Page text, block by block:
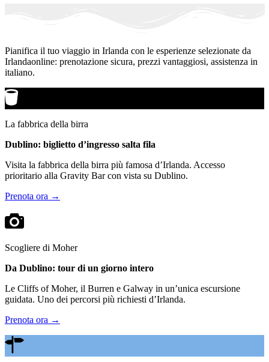
Pianifica il tuo viaggio in Irlanda con le esperienze selezionate da
Irlandaonline: prenotazione sicura, prezzi vantaggiosi, assistenza in
italiano.
La fabbrica della birra
Dublino: biglietto d’ingresso salta fila
Visita la fabbrica della birra più famosa d’Irlanda. Accesso
prioritario alla Gravity Bar con vista su Dublino.
Prenota ora →
Scogliere di Moher
Da Dublino: tour di un giorno intero
Le Cliffs of Moher, il Burren e Galway in un’unica escursione
guidata. Uno dei percorsi più richiesti d’Irlanda.
Prenota ora →